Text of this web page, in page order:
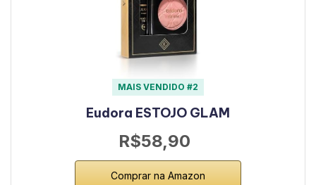
MAIS VENDIDO #2
Eudora ESTOJO GLAM
R$58,90
Comprar na Amazon